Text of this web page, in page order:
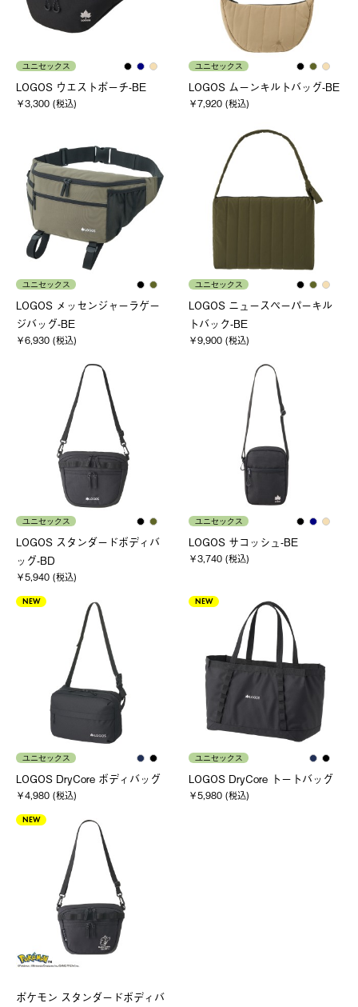
ユニセックス
LOGOS ウエストポーチ-BE
￥3,300 (税込)
ユニセックス
LOGOS ムーンキルトバッグ-BE
￥7,920 (税込)
ユニセックス
LOGOS メッセンジャーラゲー
ジバッグ-BE
￥6,930 (税込)
ユニセックス
LOGOS ニュースペーパーキル
トバック-BE
￥9,900 (税込)
ユニセックス
LOGOS スタンダードボディバ
ッグ-BD
￥5,940 (税込)
ユニセックス
LOGOS サコッシュ-BE
￥3,740 (税込)
NEW
ユニセックス
LOGOS DryCore ボディバッグ
￥4,980 (税込)
NEW
ユニセックス
LOGOS DryCore トートバッグ
￥5,980 (税込)
NEW
ポケモン スタンダードボディバ